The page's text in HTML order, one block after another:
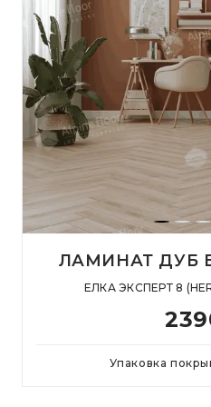
ЛАМИНАТ ДУБ
ЕЛКА ЭКСПЕРТ 8
Упаковка